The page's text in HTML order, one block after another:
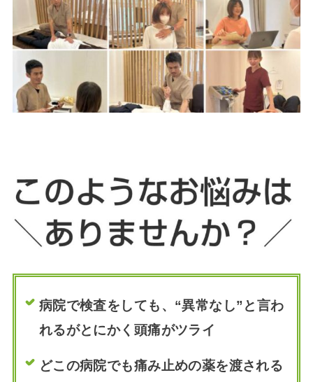
病院で検査をしても、“異常なし”と言わ
れるがとにかく頭痛がツライ
どこの病院でも痛み止めの薬を渡される